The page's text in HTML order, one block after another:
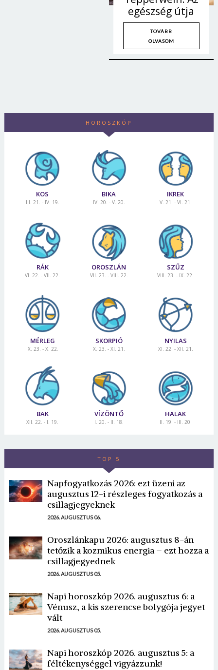
egészség útja
TOVÁBB
OLVASOM
HOROSZKÓP
KOS
III. 21. - IV. 19.
BIKA
IV. 20. - V. 20.
IKREK
V. 21. - VI. 21.
RÁK
VI. 22. - VII. 22.
OROSZLÁN
VII. 23. - VIII. 22.
SZŰZ
VIII. 23. - IX. 22.
MÉRLEG
IX. 23. - X. 22.
SKORPIÓ
X. 23. - XI. 21.
NYILAS
XI. 22. - XII. 21.
BAK
XII. 22. - I. 19.
VÍZÖNTŐ
I. 20. - II. 18.
HALAK
II. 19. - III. 20.
TOP 5
Napfogyatkozás 2026: ezt üzeni az
augusztus 12-i részleges fogyatkozás a
csillagjegyeknek
2026. AUGUSZTUS 06.
Oroszlánkapu 2026: augusztus 8-án
tetőzik a kozmikus energia – ezt hozza a
csillagjegyednek
2026. AUGUSZTUS 05.
Napi horoszkóp 2026. augusztus 6: a
Vénusz, a kis szerencse bolygója jegyet
vált
2026. AUGUSZTUS 05.
Napi horoszkóp 2026. augusztus 5: a
féltékenységgel vigyázzunk!
Bejelentkezés